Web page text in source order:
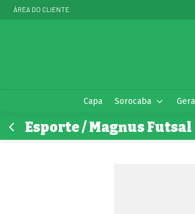
ÁREA DO CLIENTE
Capa Sorocaba
Esporte / Magnus Futsal